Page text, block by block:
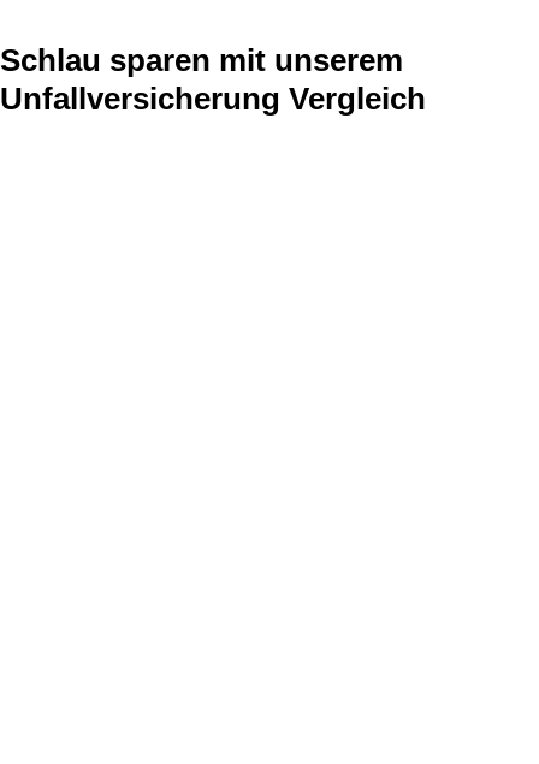
Schlau sparen mit unserem
Unfallversicherung Vergleich